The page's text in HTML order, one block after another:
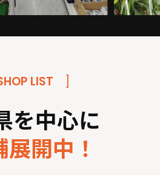
LIST
を中心に
開中！